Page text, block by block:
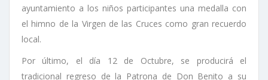
ayuntamiento a los niños participantes una medalla con
el himno de la Virgen de las Cruces como gran recuerdo
local.
Por último, el día 12 de Octubre, se producirá el
tradicional regreso de la Patrona de Don Benito a su